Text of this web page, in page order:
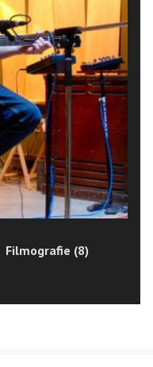
Filmografie (8)